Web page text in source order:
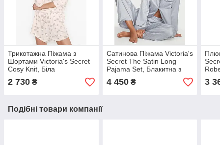
Трикотажна Піжама з
Шортами Victoria's Secret
Cosy Knit, Біла
2 730 ₴
Сатинова Піжама Victoria's
Secret The Satin Long
Pajama Set, Блакитна з
4 450₴ 3
Подібні товари компанії